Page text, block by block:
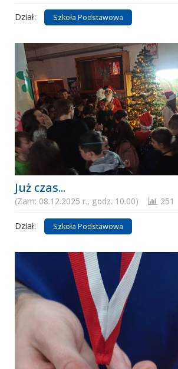
Dział: Szkoła Podstawowa
Już czas...
(Zam: 08.12.2025 r., godz. 10.00) 251
Dział: Szkoła Podstawowa